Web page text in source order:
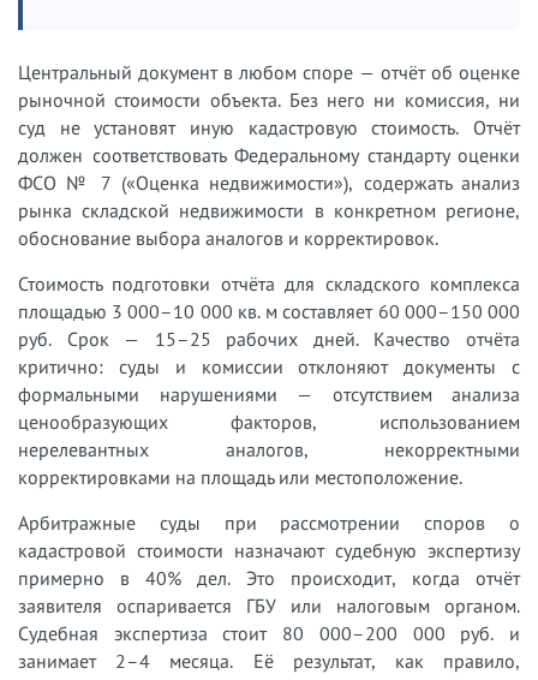
Центральный документ в любом споре — отчёт об оценке
рыночной стоимости объекта. Без него ни комиссия, ни
суд не установят иную кадастровую стоимость. Отчёт
должен соответствовать Федеральному стандарту оценки
ФСО № 7 («Оценка недвижимости»), содержать анализ
рынка складской недвижимости в конкретном регионе,
обоснование выбора аналогов и корректировок.
Стоимость подготовки отчёта для складского комплекса
площадью 3 000–10 000 кв. м составляет 60 000–150 000
руб. Срок — 15–25 рабочих дней. Качество отчёта
критично: суды и комиссии отклоняют документы с
формальными нарушениями — отсутствием анализа
ценообразующих факторов, использованием
нерелевантных аналогов, некорректными
корректировками на площадь или местоположение.
Арбитражные суды при рассмотрении споров о
кадастровой стоимости назначают судебную экспертизу
примерно в 40% дел. Это происходит, когда отчёт
заявителя оспаривается ГБУ или налоговым органом.
Судебная экспертиза стоит 80 000–200 000 руб. и
занимает 2–4 месяца. Её результат, как правило,